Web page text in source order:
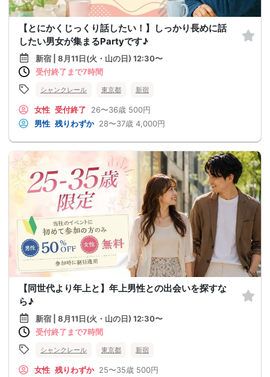
【とにかくじっくり話したい！】しっかり長めに話
したい男女が集まるPartyです♪
新宿 | 8月11日(火・山の日) 12:30〜
受付終了まで7時間
シャンクレール 東京都 新宿
女性 受付終了 26〜36歳 500円
男性 残りわずか 28〜37歳 4,000円
【同世代より年上と】年上男性との出会いを探すな
ら♪
新宿 | 8月11日(火・山の日) 12:30〜
受付終了まで7時間
シャンクレール 東京都 新宿
女性 残りわずか 25〜35歳 500円